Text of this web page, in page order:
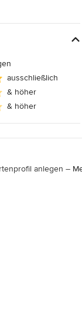
ausschließlich
& höher
& höher
anlegen –